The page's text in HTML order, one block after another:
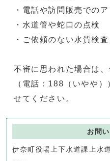
・電話や訪問販売でのア
・水道管や蛇口の点検
・ご依頼のない水質検査
不審に思われた場合は
（電話：188（いやや
せてください。
お問
伊奈町役場上下水道課上水